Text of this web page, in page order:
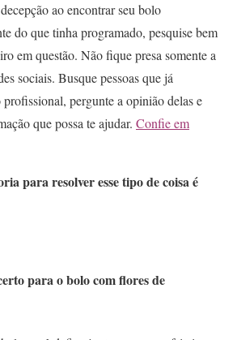
ao encontrar seu bolo
do que tinha programado, pesquise bem
em questão. Não fique presa somente a
sociais. Busque pessoas que já
pergunte a opinião delas e
que possa te ajudar. Confie em
para resolver esse tipo de coisa é
para o bolo com flores de